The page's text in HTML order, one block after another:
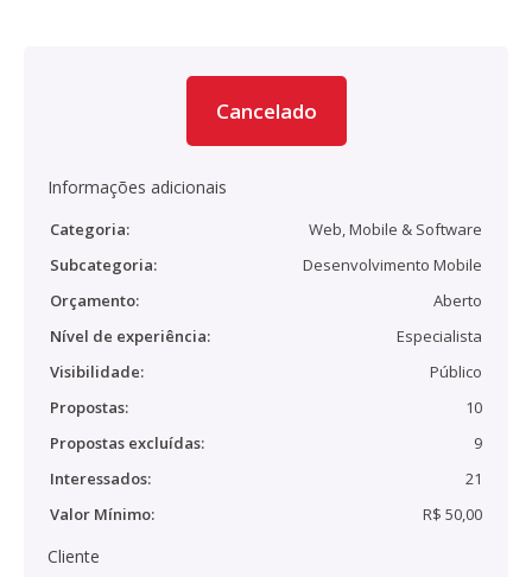
Cancelado
Informações adicionais
Categoria:
Web, Mobile & Software
Subcategoria:
Desenvolvimento Mobile
Orçamento:
Aberto
Nível de experiência:
Especialista
Visibilidade:
Público
Propostas:
10
Propostas excluídas:
9
Interessados:
21
Valor Mínimo:
R$ 50,00
Cliente